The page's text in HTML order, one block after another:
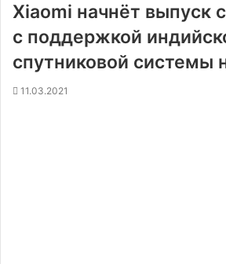
Xiaomi начнёт выпуск
с поддержкой
спутниковой системы
11.03.2021